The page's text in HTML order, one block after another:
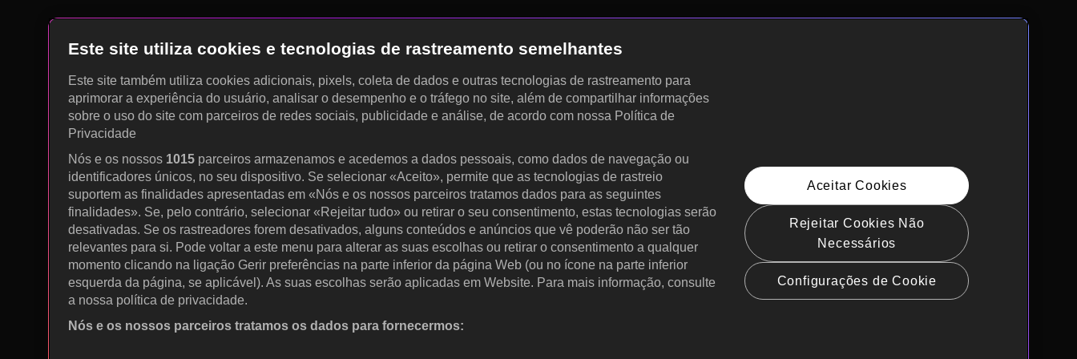
Este site utiliza cookies e tecnologias de rastreamento semelhantes
Este site também utiliza cookies adicionais, pixels, coleta de dados e outras tecnologias de rastreamento para
aprimorar a experiência do usuário, analisar o desempenho e o tráfego no site, além de compartilhar informações
sobre o uso do site com parceiros de redes sociais, publicidade e análise, de acordo com nossa Política de
Privacidade
Nós e os nossos 1015 parceiros armazenamos e acedemos a dados pessoais, como dados de navegação ou
identificadores únicos, no seu dispositivo. Se selecionar «Aceito», permite que as tecnologias de rastreio
suportem as finalidades apresentadas em «Nós e os nossos parceiros tratamos dados para as seguintes
finalidades». Se, pelo contrário, selecionar «Rejeitar tudo» ou retirar o seu consentimento, estas tecnologias serão
desativadas. Se os rastreadores forem desativados, alguns conteúdos e anúncios que vê poderão não ser tão
relevantes para si. Pode voltar a este menu para alterar as suas escolhas ou retirar o consentimento a qualquer
momento clicando na ligação Gerir preferências na parte inferior da página Web (ou no ícone na parte inferior
esquerda da página, se aplicável). As suas escolhas serão aplicadas em Website. Para mais informação, consulte
a nossa política de privacidade.
Nós e os nossos parceiros tratamos os dados para fornecermos:
Aceitar Cookies
Rejeitar Cookies Não
Necessários
Configurações de Cookie